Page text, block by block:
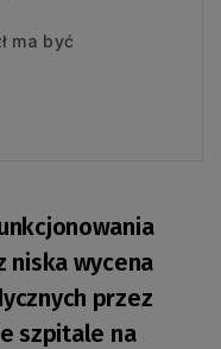
ma być
niska wycena
przez
szpitale na